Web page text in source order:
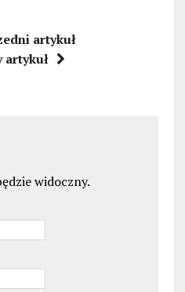
artykuł
artykuł
widoczny.